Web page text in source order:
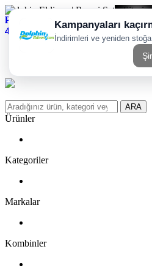
Dolphin Eldiven | Resmi Satış Sitesi
Kargom
ARA
Ürünler
Kategoriler
Markalar
Kombinler